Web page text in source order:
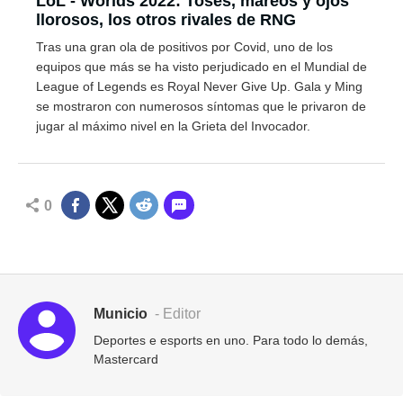
llorosos, los otros rivales de RNG
Tras una gran ola de positivos por Covid, uno de los
equipos que más se ha visto perjudicado en el Mundial de
League of Legends es Royal Never Give Up. Gala y Ming
se mostraron con numerosos síntomas que le privaron de
jugar al máximo nivel en la Grieta del Invocador.
0
Municio - Editor
Deportes e esports en uno. Para todo lo demás,
Mastercard